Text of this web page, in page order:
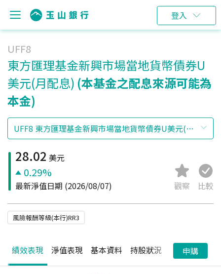
登入
UFF8
東方匯理基金新興市場當地貨幣債券U
美元(月配息) (本基金之配息來源可能為
本金)
28.02 美元
0.29%
最新淨值日期 (2026/08/07) 觀察 比較
風險報酬等級(本行)RR3
績效表現 淨值表現 基本資料 持股狀況 配息狀況
申購